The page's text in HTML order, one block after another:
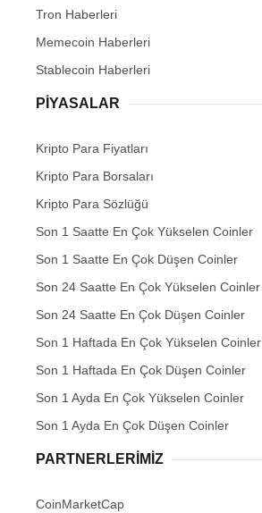
Tron Haberleri
Memecoin Haberleri
Stablecoin Haberleri
PIYASALAR
Kripto Para Fiyatları
Kripto Para Borsaları
Kripto Para Sözlüğü
Son 1 Saatte En Çok Yükselen Coinler
Son 1 Saatte En Çok Düşen Coinler
Son 24 Saatte En Çok Yükselen Coinler
Son 24 Saatte En Çok Düşen Coinler
Son 1 Haftada En Çok Yükselen Coinler
Son 1 Haftada En Çok Düşen Coinler
Son 1 Ayda En Çok Yükselen Coinler
Son 1 Ayda En Çok Düşen Coinler
PARTNERLERIMIZ
CoinMarketCap